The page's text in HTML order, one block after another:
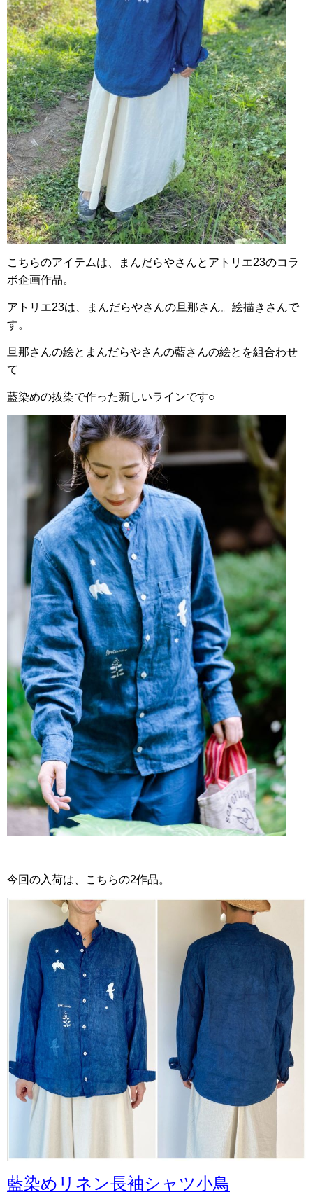
こちらのアイテムは、まんだらやさんとアトリエ23のコラ
ボ企画作品。
アトリエ23は、まんだらやさんの旦那さん。絵描きさんで
す。
旦那さんの絵とまんだらやさんの藍さんの絵とを組合わせ
て
藍染めの抜染で作った新しいラインです○
今回の入荷は、こちらの2作品。
藍染めリネン長袖シャツ小鳥